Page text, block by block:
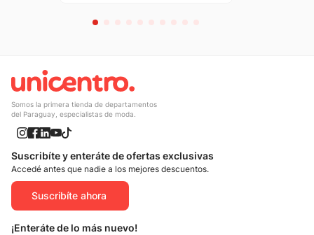
Somos la primera tienda de departamentos
del Paraguay, especialistas de moda.
Suscribíte y enteráte de ofertas exclusivas
Accedé antes que nadie a los mejores descuentos.
Suscribíte ahora
¡Enteráte de lo más nuevo!